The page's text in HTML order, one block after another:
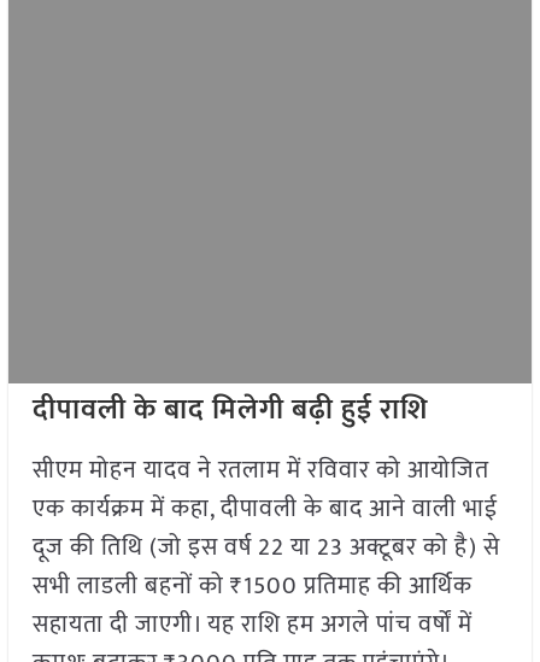
दीपावली के बाद मिलेगी बढ़ी हुई राशि
सीएम मोहन यादव ने रतलाम में रविवार को आयोजित
एक कार्यक्रम में कहा, दीपावली के बाद आने वाली भाई
दूज की तिथि (जो इस वर्ष 22 या 23 अक्टूबर को है) से
सभी लाडली बहनों को ₹1500 प्रतिमाह की आर्थिक
सहायता दी जाएगी। यह राशि हम अगले पांच वर्षों में